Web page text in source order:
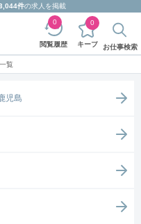
件の求人を掲載
閲覧履歴
0
キープ
0
お仕事検索
覧
児島